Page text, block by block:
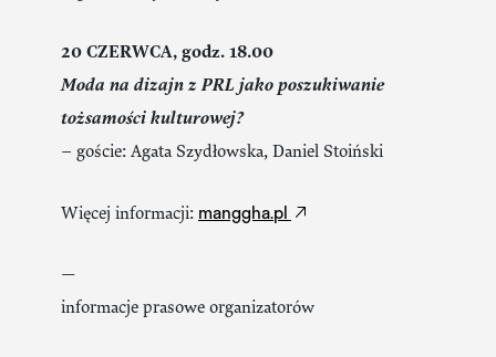
20 CZERWCA, godz. 18.00
Moda na dizajn z PRL jako poszukiwanie
tożsamości kulturowej?
– goście: Agata Szydłowska, Daniel Stoiński
Więcej informacji: manggha.pl
—
informacje prasowe organizatorów